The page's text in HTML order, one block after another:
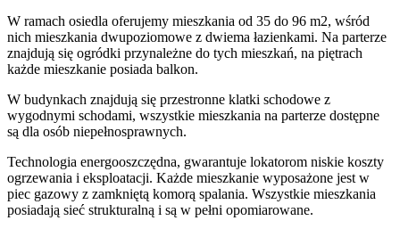
W ramach osiedla oferujemy mieszkania od 35 do 96 m2, wśród
nich mieszkania dwupoziomowe z dwiema łazienkami. Na parterze
znajdują się ogródki przynależne do tych mieszkań, na piętrach
każde mieszkanie posiada balkon.
W budynkach znajdują się przestronne klatki schodowe z
wygodnymi schodami, wszystkie mieszkania na parterze dostępne
są dla osób niepełnosprawnych.
Technologia energooszczędna, gwarantuje lokatorom niskie koszty
ogrzewania i eksploatacji. Każde mieszkanie wyposażone jest w
piec gazowy z zamkniętą komorą spalania. Wszystkie mieszkania
posiadają sieć strukturalną i są w pełni opomiarowane.